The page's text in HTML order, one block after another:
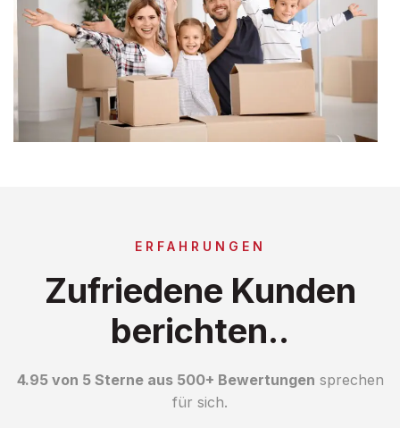
ERFAHRUNGEN
Zufriedene Kunden
berichten..
4.95 von 5 Sterne aus 500+ Bewertungen sprechen
für sich.